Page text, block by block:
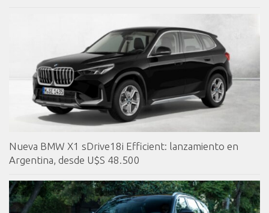
Nueva BMW X1 sDrive18i Efficient: lanzamiento en
Argentina, desde U$S 48.500